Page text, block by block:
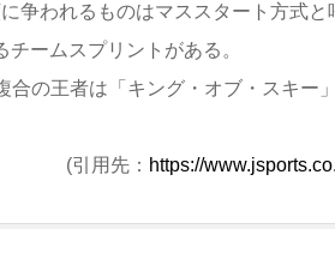
争われるものはマススタート方式と
ームスプリントがある。
の王者は「キング・オブ・スキー
(引用先： https://